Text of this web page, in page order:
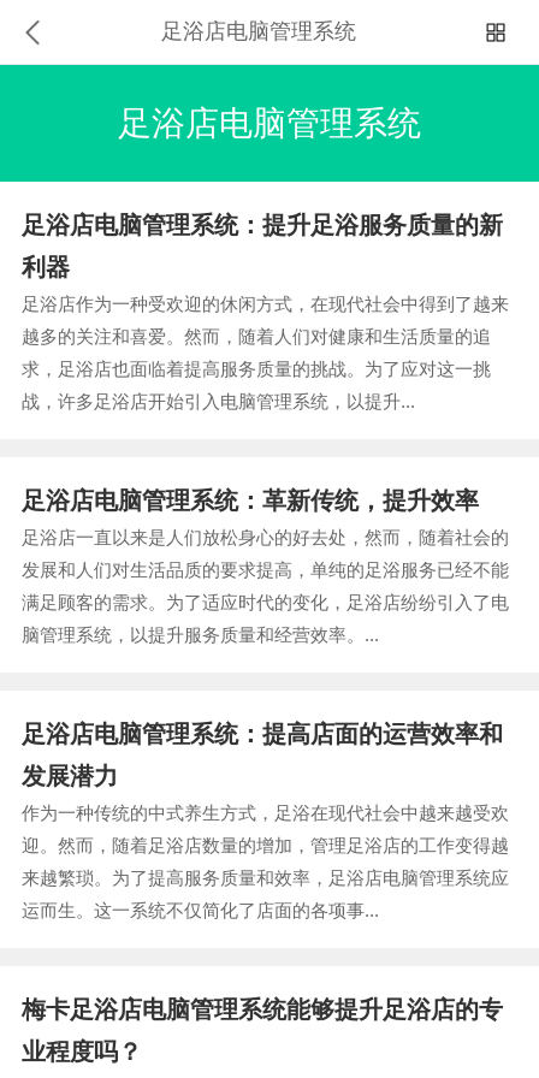
足浴店电脑管理系统
足浴店电脑管理系统
足浴店电脑管理系统：提升足浴服务质量的新
利器
足浴店作为一种受欢迎的休闲方式，在现代社会中得到了越来
越多的关注和喜爱。然而，随着人们对健康和生活质量的追
求，足浴店也面临着提高服务质量的挑战。为了应对这一挑
战，许多足浴店开始引入电脑管理系统，以提升...
足浴店电脑管理系统：革新传统，提升效率
足浴店一直以来是人们放松身心的好去处，然而，随着社会的
发展和人们对生活品质的要求提高，单纯的足浴服务已经不能
满足顾客的需求。为了适应时代的变化，足浴店纷纷引入了电
脑管理系统，以提升服务质量和经营效率。...
足浴店电脑管理系统：提高店面的运营效率和
发展潜力
作为一种传统的中式养生方式，足浴在现代社会中越来越受欢
迎。然而，随着足浴店数量的增加，管理足浴店的工作变得越
来越繁琐。为了提高服务质量和效率，足浴店电脑管理系统应
运而生。这一系统不仅简化了店面的各项事...
梅卡足浴店电脑管理系统能够提升足浴店的专
业程度吗？